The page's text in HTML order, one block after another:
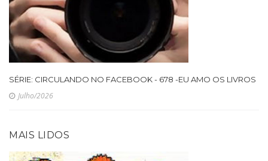
SÉRIE: CIRCULANDO NO FACEBOOK - 678 -EU AMO OS LIVROS
Julho/2026
MAIS LIDOS